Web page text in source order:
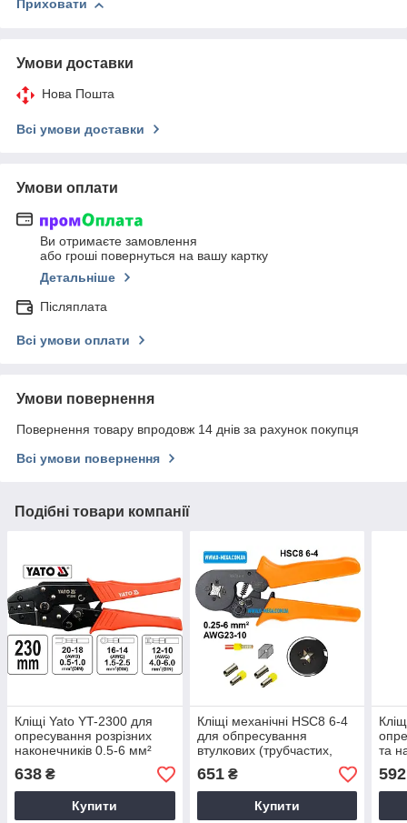
Приховати
Умови доставки
Нова Пошта
Всі умови доставки
Умови оплати
Ви отримаєте замовлення
або гроші повернуться на вашу картку
Детальніше
Післяплата
Всі умови оплати
Умови повернення
Повернення товару впродовж 14 днів за рахунок покупця
Всі умови повернення
Подібні товари компанії
Кліщі Yato YT-2300 для
опресування розрізних
наконечників 0.5-6 мм²
638 ₴
Купити
Кліщі механічні HSC8 6-4
для обпресування
втулкових (трубчастих,
гильзовых) наконечників
0.25-6 мм²
651₴
Купити
та
592